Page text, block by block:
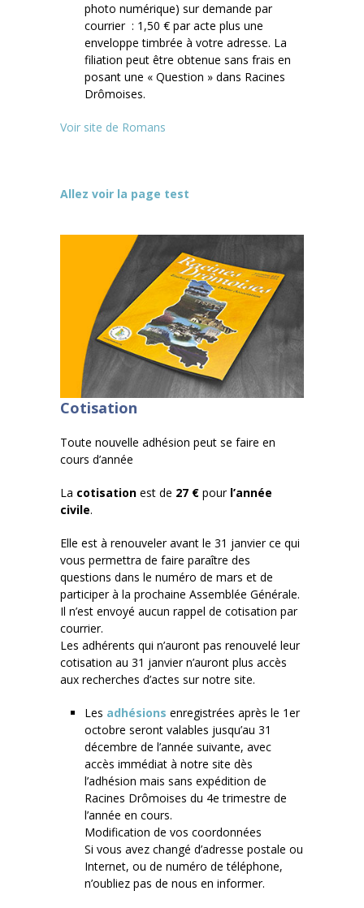
photo numérique) sur demande par
courrier : 1,50 € par acte plus une
enveloppe timbrée à votre adresse. La
filiation peut être obtenue sans frais en
posant une « Question » dans Racines
Drômoises.
Voir site de Romans
Allez voir la page test
Cotisation
Toute nouvelle adhésion peut se faire en
cours d’année
La cotisation est de 27 € pour l’année
civile.
Elle est à renouveler avant le 31 janvier ce qui
vous permettra de faire paraître des
questions dans le numéro de mars et de
participer à la prochaine Assemblée Générale.
Il n’est envoyé aucun rappel de cotisation par
courrier.
Les adhérents qui n’auront pas renouvelé leur
cotisation au 31 janvier n’auront plus accès
aux recherches d’actes sur notre site.
Les adhésions enregistrées après le 1er
octobre seront valables jusqu’au 31
décembre de l’année suivante, avec
accès immédiat à notre site dès
l’adhésion mais sans expédition de
Racines Drômoises du 4e trimestre de
l’année en cours.
Modification de vos coordonnées
Si vous avez changé d’adresse postale ou
Internet, ou de numéro de téléphone,
n’oubliez pas de nous en informer.